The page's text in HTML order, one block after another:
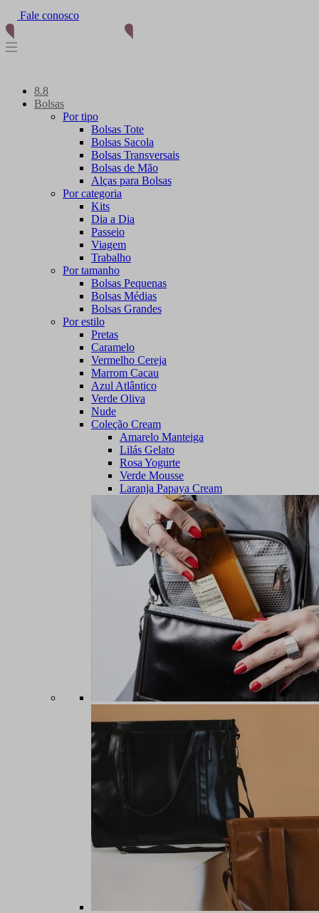
(11) 96012-2976
Fale conosco
8.8
Bolsas
Por tipo
Bolsas Tote
Bolsas Sacola
Bolsas Transversais
Bolsas de Mão
Alças para Bolsas
Por categoria
Kits
Dia a Dia
Passeio
Viagem
Trabalho
Por tamanho
Bolsas Pequenas
Bolsas Médias
Bolsas Grandes
Por estilo
Pretas
Caramelo
Vermelho Cereja
Marrom Cacau
Azul Atlântico
Verde Oliva
Nude
Coleção Cream
Amarelo Manteiga
Lilás Gelato
Rosa Yogurte
Verde Mousse
Laranja Papaya Cream